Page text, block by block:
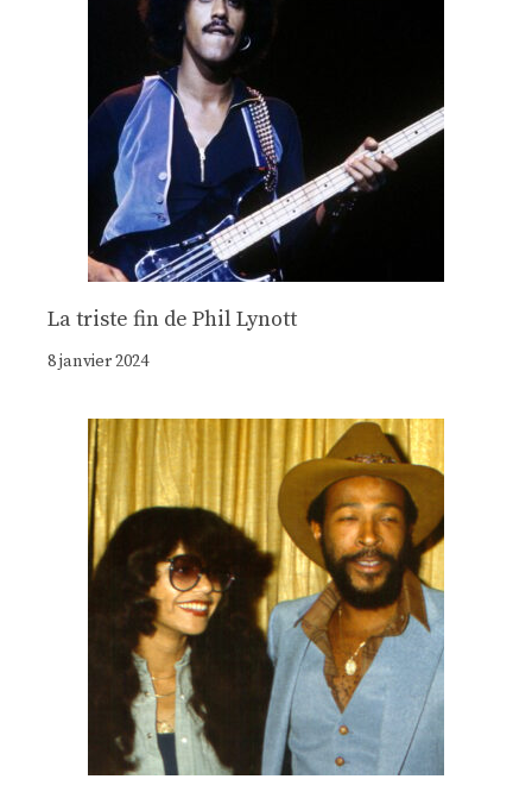
La triste fin de Phil Lynott
8 janvier 2024